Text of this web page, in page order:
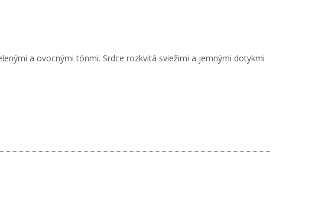
a ovocnými tónmi. Srdce rozkvitá sviežimi a jemnými dotykmi